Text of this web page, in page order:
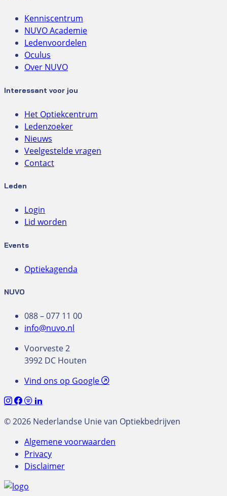
Kenniscentrum
NUVO Academie
Ledenvoordelen
Oculus
Over NUVO
Interessant voor jou
Het Optiekcentrum
Ledenzoeker
Nieuws
Veelgestelde vragen
Contact
Leden
Login
Lid worden
Events
Optiekagenda
NUVO
088 – 077 11 00
info@nuvo.nl
Voorveste 2
3992 DC Houten
Vind ons op Google
© 2026 Nederlandse Unie van Optiekbedrijven
Algemene voorwaarden
Privacy
Disclaimer